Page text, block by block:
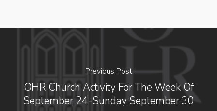
Previous Post
OHR Church Activity For The Week Of
September 24-Sunday September 30